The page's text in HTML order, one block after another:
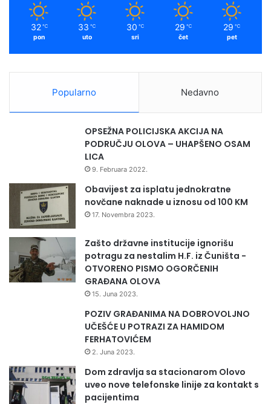
32 ℃
pon
33 ℃
uto
30 ℃
sri
29 ℃
čet
29 ℃
pet
Popularno Nedavno
OPSEŽNA POLICIJSKA AKCIJA NA
PODRUČJU OLOVA – UHAPŠENO OSAM
LICA
9. Februara 2022.
Obavijest za isplatu jednokratne
novčane naknade u iznosu od 100 KM
17. Novembra 2023.
Zašto državne institucije ignorišu
potragu za nestalim H.F. iz Čuništa -
OTVORENO PISMO OGORČENIH
GRAĐANA OLOVA
15. Juna 2023.
POZIV GRAĐANIMA NA DOBROVOLJNO
UČEŠĆE U POTRAZI ZA HAMIDOM
FERHATOVIĆEM
2. Juna 2023.
Dom zdravlja sa stacionarom Olovo
uveo nove telefonske linije za kontakt s
pacijentima